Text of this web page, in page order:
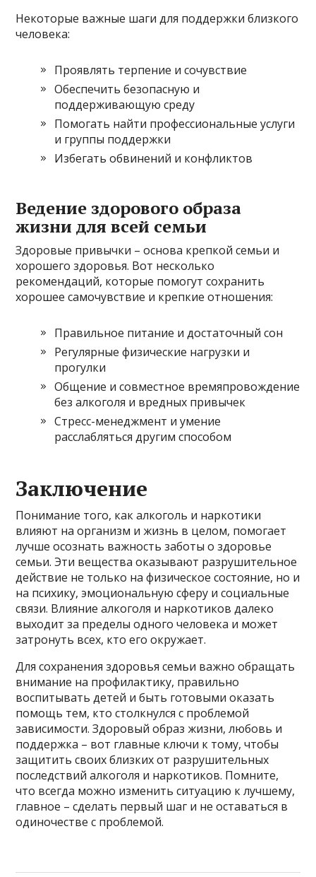
Некоторые важные шаги для поддержки близкого
человека:
Проявлять терпение и сочувствие
Обеспечить безопасную и
поддерживающую среду
Помогать найти профессиональные услуги
и группы поддержки
Избегать обвинений и конфликтов
Ведение здорового образа
жизни для всей семьи
Здоровые привычки – основа крепкой семьи и
хорошего здоровья. Вот несколько
рекомендаций, которые помогут сохранить
хорошее самочувствие и крепкие отношения:
Правильное питание и достаточный сон
Регулярные физические нагрузки и
прогулки
Общение и совместное времяпровождение
без алкоголя и вредных привычек
Стресс-менеджмент и умение
расслабляться другим способом
Заключение
Понимание того, как алкоголь и наркотики
влияют на организм и жизнь в целом, помогает
лучше осознать важность заботы о здоровье
семьи. Эти вещества оказывают разрушительное
действие не только на физическое состояние, но и
на психику, эмоциональную сферу и социальные
связи. Влияние алкоголя и наркотиков далеко
выходит за пределы одного человека и может
затронуть всех, кто его окружает.
Для сохранения здоровья семьи важно обращать
внимание на профилактику, правильно
воспитывать детей и быть готовыми оказать
помощь тем, кто столкнулся с проблемой
зависимости. Здоровый образ жизни, любовь и
поддержка – вот главные ключи к тому, чтобы
защитить своих близких от разрушительных
последствий алкоголя и наркотиков. Помните,
что всегда можно изменить ситуацию к лучшему,
главное – сделать первый шаг и не оставаться в
одиночестве с проблемой.